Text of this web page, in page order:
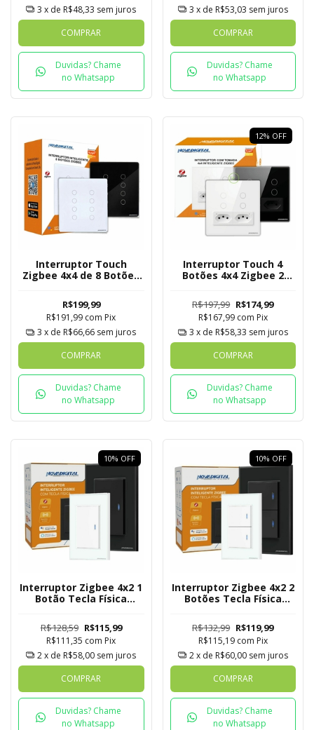
3 x de R$48,33 sem juros
COMPRAR
Duvidas? Chame
no Whatsapp
3 x de R$53,03 sem juros
COMPRAR
Duvidas? Chame
no Whatsapp
Interruptor Touch
Zigbee 4x4 de 8 Botões
R$199,99
R$191,99 com Pix
3 x de R$66,66 sem juros
COMPRAR
Duvidas? Chame
no Whatsapp
12% OFF
Interruptor Touch 4
Botões 4x4 Zigbee 2
R$197,99 R$174,99
R$167,99 com Pix
3 x de R$58,33 sem juros
COMPRAR
Duvidas? Chame
no Whatsapp
10% OFF
Interruptor Zigbee 4x2 1
Botão Tecla Física
R$128,59 R$115,99
R$111,35 com Pix
2x de R$58,00 sem juros
COMPRAR
Duvidas? Chame
no Whatsapp
10% OFF
Interruptor Zigbee 4x2 2
Botões Tecla Física
R$132,99 R$119,99
R$115,19 com Pix
2x de R$60,00 sem juros
COMPRAR
Duvidas? Chame
no Whatsapp